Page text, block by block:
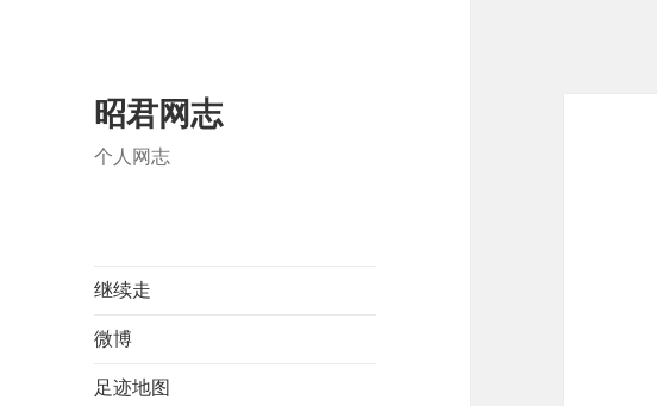
昭君网志
个人网志
继续走
微博
足迹地图